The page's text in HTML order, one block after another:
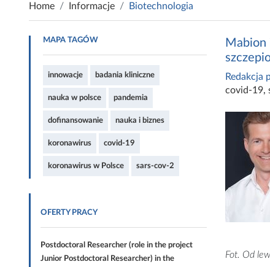
Home Informacje Biotechnologia
MAPA TAGÓW
innowacje badania kliniczne
nauka w polsce pandemia
dofinansowanie nauka i biznes
koronawirus covid-19
koronawirus w Polsce sars-cov-2
OFERTY PRACY
Postdoctoral Researcher (role in the project
Junior Postdoctoral Researcher) in the
Mabion
Redakcja
covid-19,
Fot. Od